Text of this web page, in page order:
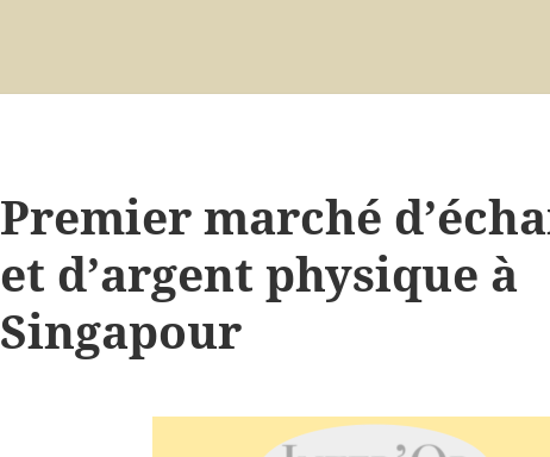
Premier marché
et d’argent physique à
Singapour